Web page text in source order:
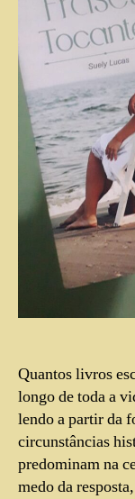
Quantos livros
longo de toda a
lendo a partir da
circunstâncias
predominam na
medo da